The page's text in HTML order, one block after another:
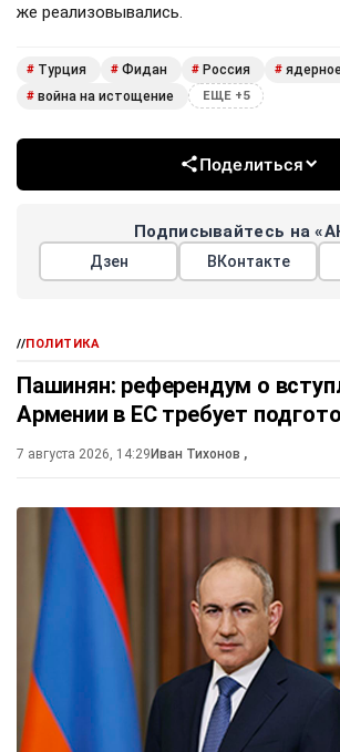
же реализовывались.
# Турция # Фидан # Россия #
# война на истощение ЕЩЕ +5
Поделиться
Подписывайтесь на
Дзен ВКонтакте
//ПОЛИТИКА
Пашинян: референдум о
Армении в ЕС требует
7 августа 2026, 14:29Иван Тихонов ,